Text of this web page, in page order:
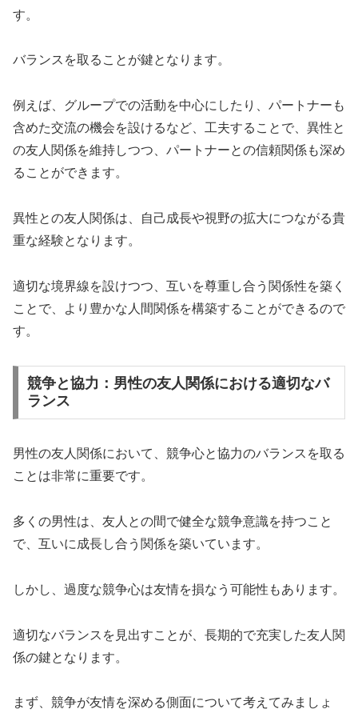
す。
バランスを取ることが鍵となります。
例えば、グループでの活動を中心にしたり、パートナーも
含めた交流の機会を設けるなど、工夫することで、異性と
の友人関係を維持しつつ、パートナーとの信頼関係も深め
ることができます。
異性との友人関係は、自己成長や視野の拡大につながる貴
重な経験となります。
適切な境界線を設けつつ、互いを尊重し合う関係性を築く
ことで、より豊かな人間関係を構築することができるので
す。
競争と協力：男性の友人関係における適切なバ
ランス
男性の友人関係において、競争心と協力のバランスを取る
ことは非常に重要です。
多くの男性は、友人との間で健全な競争意識を持つこと
で、互いに成長し合う関係を築いています。
しかし、過度な競争心は友情を損なう可能性もあります。
適切なバランスを見出すことが、長期的で充実した友人関
係の鍵となります。
まず、競争が友情を深める側面について考えてみましょ